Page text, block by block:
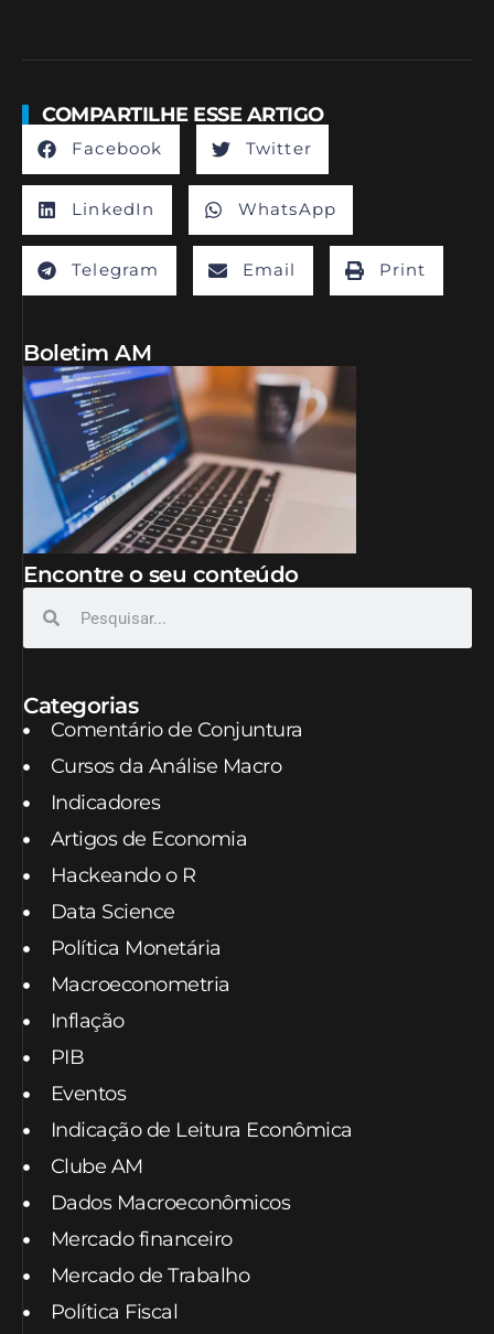
COMPARTILHE ESSE ARTIGO
Facebook Twitter
LinkedIn WhatsApp
Telegram Email Print
Boletim AM
Encontre o seu conteúdo
Categorias
Comentário de Conjuntura
Cursos da Análise Macro
Indicadores
Artigos de Economia
Hackeando o R
Data Science
Política Monetária
Macroeconometria
Inflação
PIB
Eventos
Indicação de Leitura Econômica
Clube AM
Dados Macroeconômicos
Mercado financeiro
Mercado de Trabalho
Política Fiscal